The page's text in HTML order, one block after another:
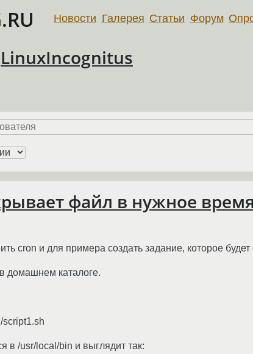
Новости Галерея Статьи Форум
LinuxIncognitus
файл в нужное время
cron и для примера создать задание, которое
домашнем каталоге.
script1.sh
в /usr/local/bin и выглядит так: